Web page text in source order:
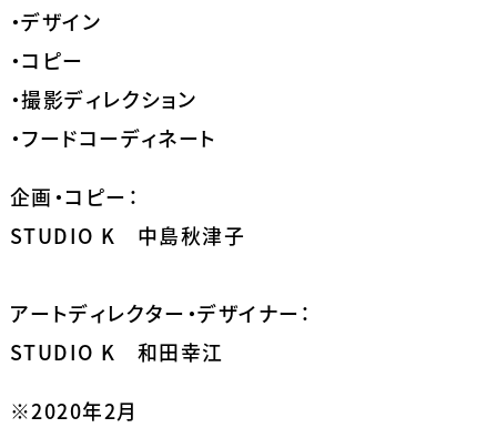
・デザイン
・コピー
・撮影ディレクション
・フードコーディネート
企画・コピー：
STUDIO K 中島秋津子
アートディレクター・デザイナー：
STUDIO K 和田幸江
※2020年2月